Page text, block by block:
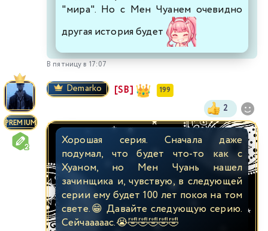
"мира". Но с Мен Чуанем очевидно
другая история будет
В пятницу в 17:07
PREMIUM
Demarko [SB] 199
2
Хорошая серия. Сначала даже
подумал, что будет что-то как с
Хуаном, но Мен Чуань нашел
зачинщика и, чувствую, в следующей
серии ему будет 100 лет покоя на том
свете.😁 Давайте следующую серию.
Сейчааааас.😭🤣🤣🤣🤣🤣